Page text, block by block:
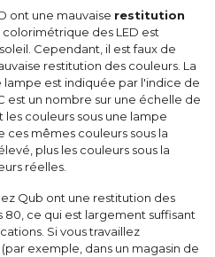
ont une mauvaise restitution
colorimétrique des LED est
Cependant, il est faux de
restitution des couleurs. La
lampe est indiquée par l'indice de
est un nombre sur une échelle de
couleurs sous une lampe
mêmes couleurs sous la
plus les couleurs sous la
réelles.
Qub ont une restitution des
80, ce qui est largement suffisant
Si vous travaillez
exemple, dans un magasin de